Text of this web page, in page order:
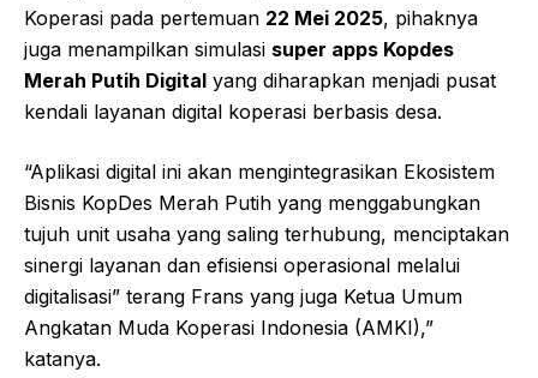
Koperasi pada pertemuan 22 Mei 2025, pihaknya
juga menampilkan simulasi super apps Kopdes
Merah Putih Digital yang diharapkan menjadi pusat
kendali layanan digital koperasi berbasis desa.
“Aplikasi digital ini akan mengintegrasikan Ekosistem
Bisnis KopDes Merah Putih yang menggabungkan
tujuh unit usaha yang saling terhubung, menciptakan
sinergi layanan dan efisiensi operasional melalui
digitalisasi” terang Frans yang juga Ketua Umum
Angkatan Muda Koperasi Indonesia (AMKI),”
katanya.